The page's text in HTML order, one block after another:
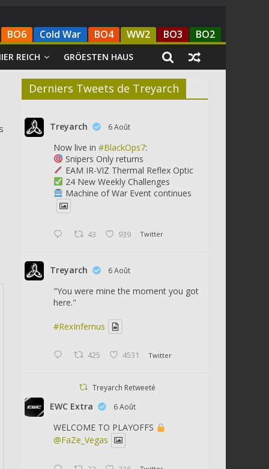
BO6 Cold War BO4 WW2 BO3 BO2
REICH GRÖESTEN HAUS
Derniers Tweets de Treyarch
Treyarch 6 Août
Now live in #BlackOps7:
Snipers Only returns
EAM IR-VIZ Thermal Reflex Optic
24 New Weekly Challenges
Machine of War Event continues
43 939 Twitter
Treyarch 6 Août
"You were mine the moment you got
here."
#RexInfernus
425 4531 Twitter
Treyarch Retweeté
EWC Extra 6 Août
WELCOME TO PLAYOFFS
@FaZe_Vegas